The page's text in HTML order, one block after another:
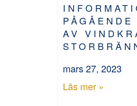
AV
mars 27, 2023
Läs mer »